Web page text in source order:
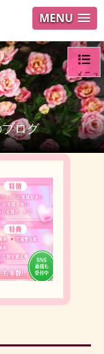
MENU
ログ
メニュ
ログイ
ユー